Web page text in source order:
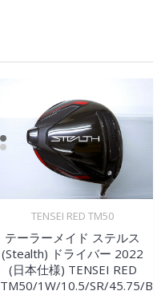
TENSEI RED TM50
テーラーメイド ステルス
(Stealth) ドライバー 2022
(日本仕様) TENSEI RED
TM50/1W/10.5/SR/45.75/B